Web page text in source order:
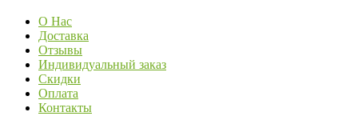
О Нас
Доставка
Отзывы
Индивидуальный заказ
Скидки
Оплата
Контакты